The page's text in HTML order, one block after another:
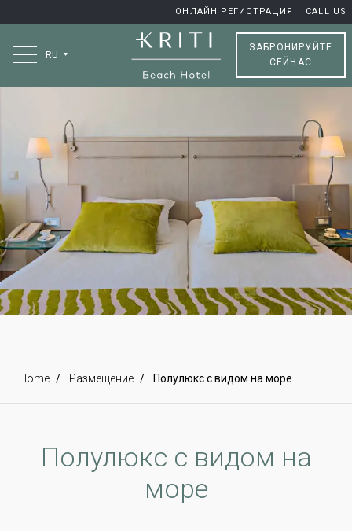
ОНЛАЙН РЕГИСТРАЦИЯ CALL US
RU
ЗАБРОНИРУЙТЕ
СЕЙЧАС
Home Размещение Полулюкс с видом на море
Полулюкс с видом на
море